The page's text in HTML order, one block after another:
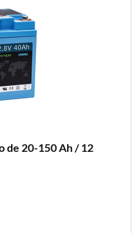
de 20-150 Ah / 12